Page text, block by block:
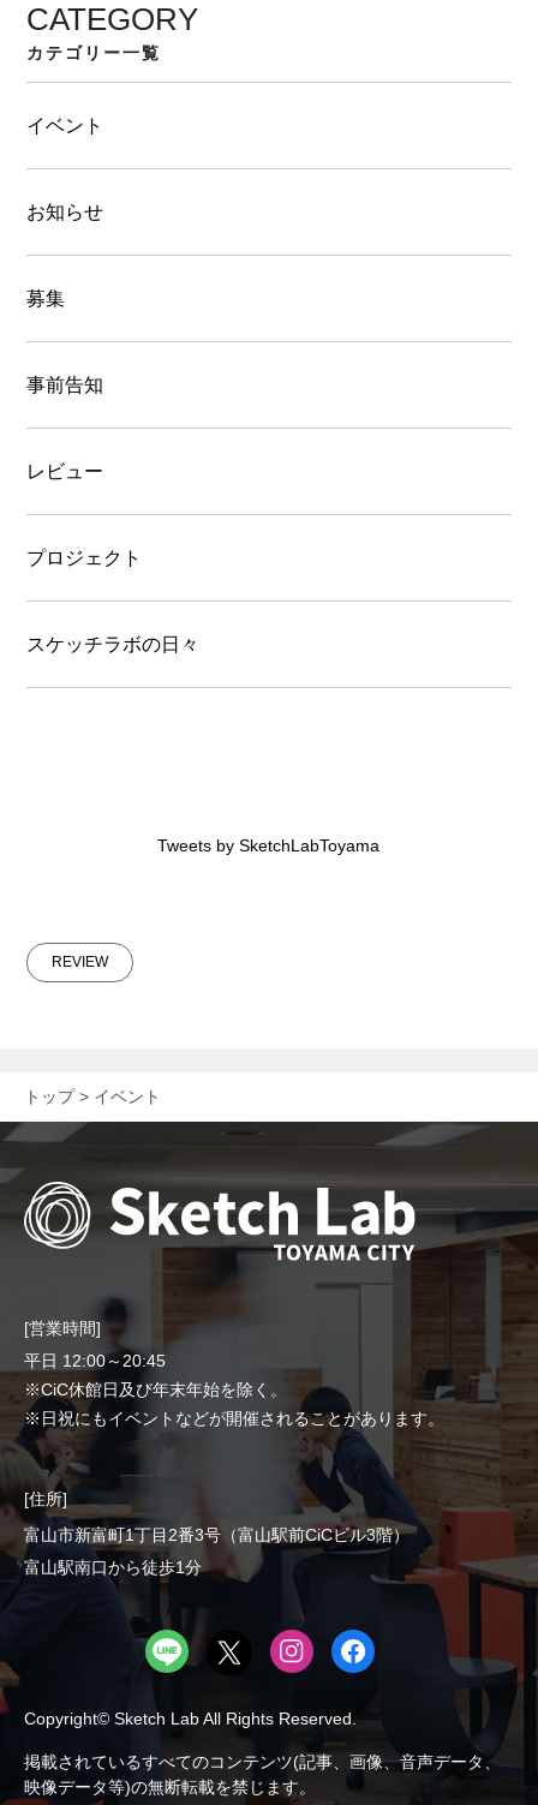
CATEGORY
カテゴリー一覧
イベント
お知らせ
募集
事前告知
レビュー
プロジェクト
スケッチラボの日々
Tweets by SketchLabToyama
REVIEW
トップ イベント
[営業時間]
平日 12:00～20:45
※CiC休館日及び年末年始を除く。
※日祝にもイベントなどが開催されることがあります。
[住所]
富山市新富町1丁目2番3号（富山駅前CiCビル3階）
富山駅南口から徒歩1分
Copyright© Sketch Lab All Rights Reserved.
掲載されているすべてのコンテンツ(記事、画像、音声データ、
映像データ等)の無断転載を禁じます。